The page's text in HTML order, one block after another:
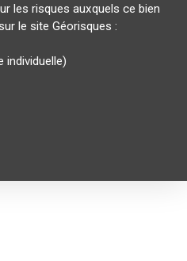
les risques auxquels ce bien
le site Géorisques :
individuelle)